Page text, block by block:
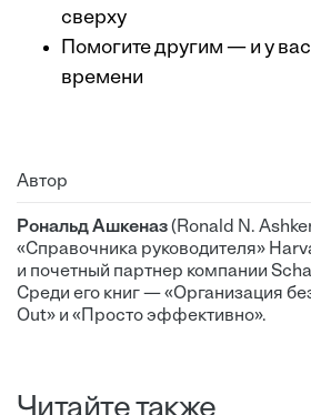
сверху
Помогите другим — и у
времени
Автор
Рональд Ашкеназ(Ronald N.
«Справочника руководителя»
и почетный партнер компании
Среди его книг — «Организация
Out» и «Просто эффективно».